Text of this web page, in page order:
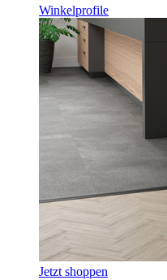
Winkelprofile
Jetzt shoppen